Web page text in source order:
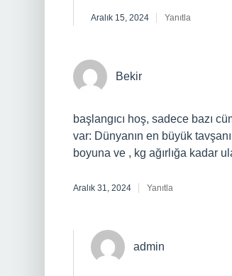
Aralık 15, 2024 Yanıtla
Bekir
başlangıcı hoş, sadece bazı
var: Dünyanın en büyük
boyuna ve , kg ağırlığa kadar
Aralık 31, 2024 Yanıtla
admin